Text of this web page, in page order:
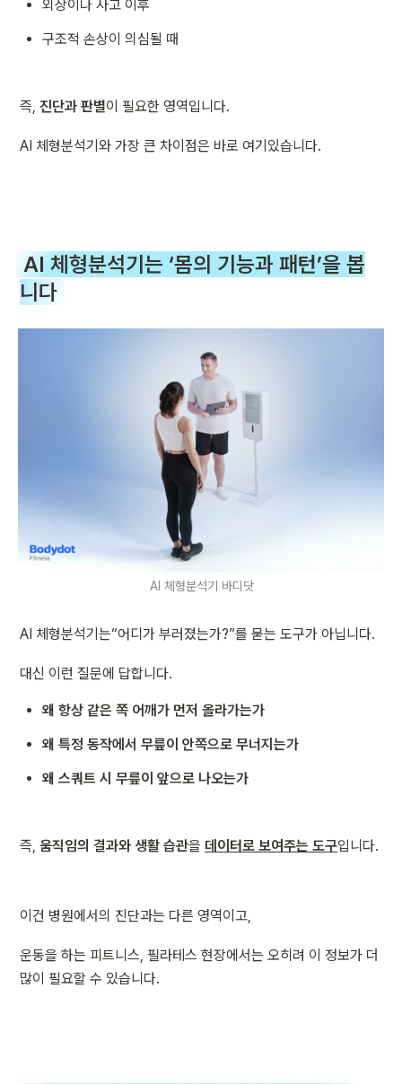
외상이나 사고 이후
구조적 손상이 의심될 때
즉, 진단과 판별이 필요한 영역입니다.
AI 체형분석기와 가장 큰 차이점은 바로 여기있습니다.
AI 체형분석기는 ‘몸의 기능과 패턴’을 봅
니다
AI 체형분석기 바디닷
AI 체형분석기는“어디가 부러졌는가?”를 묻는 도구가 아닙니다.
대신 이런 질문에 답합니다.
왜 항상 같은 쪽 어깨가 먼저 올라가는가
왜 특정 동작에서 무릎이 안쪽으로 무너지는가
왜 스쿼트 시 무릎이 앞으로 나오는가
즉, 움직임의 결과와 생활 습관을 데이터로 보여주는 도구입니다.
이건 병원에서의 진단과는 다른 영역이고,
운동을 하는 피트니스, 필라테스 현장에서는 오히려 이 정보가 더
많이 필요할 수 있습니다.